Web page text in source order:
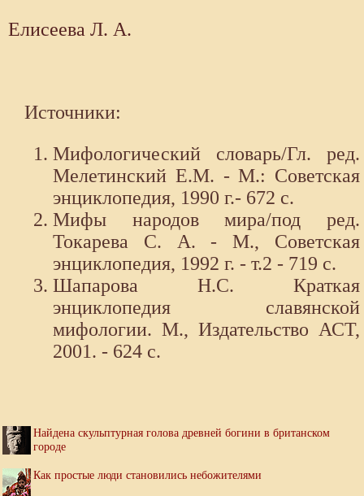
Елисеева Л. А.
Источники:
Мифологический словарь/Гл. ред.
Мелетинский Е.М. - М.: Советская
энциклопедия, 1990 г.- 672 с.
Мифы народов мира/под ред.
Токарева С. А. - М., Советская
энциклопедия, 1992 г. - т.2 - 719 с.
Шапарова Н.С. Краткая
энциклопедия славянской
мифологии. М., Издательство АСТ,
2001. - 624 с.
Найдена скульптурная голова древней богини в британском
городе
Как простые люди становились небожителями